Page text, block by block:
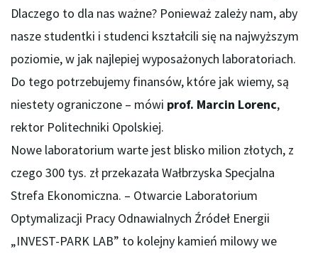
Dlaczego to dla nas ważne? Ponieważ zależy nam, aby
nasze studentki i studenci kształcili się na najwyższym
poziomie, w jak najlepiej wyposażonych laboratoriach.
Do tego potrzebujemy finansów, które jak wiemy, są
niestety ograniczone – mówi prof. Marcin Lorenc,
rektor Politechniki Opolskiej.
Nowe laboratorium warte jest blisko milion złotych, z
czego 300 tys. zł przekazała Wałbrzyska Specjalna
Strefa Ekonomiczna. – Otwarcie Laboratorium
Optymalizacji Pracy Odnawialnych Źródeł Energii
„INVEST-PARK LAB” to kolejny kamień milowy we